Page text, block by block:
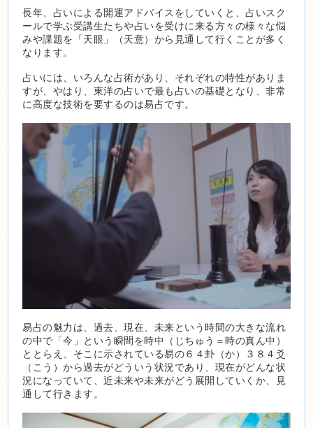
長年、占いによる開運アドバイスをしていくと、占いスク
ールで学ぶ受講生たちや占いを受けに来る方々の様々な悩
みや課題を「天眼」（天意）から見通して行くことが多く
なります。
占いには、いろんな占術があり、それぞれの特性がありま
すが、やはり、東洋の占いで最も占いの基礎となり、非常
に高度な技術を要するのは易占です。
易占の魅力は、過去、現在、未来という時間の大きな流れ
の中で「今」という瞬間を時中（じちゅう＝時の真ん中）
ととらえ、そこに示されている易の６４卦（か）３８４爻
（こう）から過去がどういう状況であり、現在がどんな状
況になっていて、近未来や未来がどう展開していくか、見
通して行きます。